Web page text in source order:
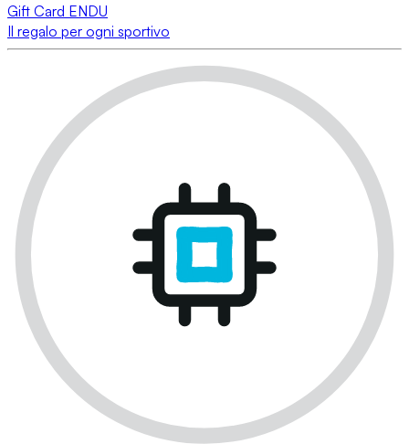
Gift Card ENDU
Il regalo per ogni sportivo